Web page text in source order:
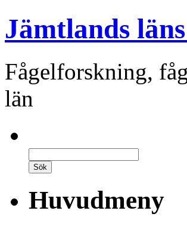
Jämtlands
Fågelforskning,
län
Huvudmeny